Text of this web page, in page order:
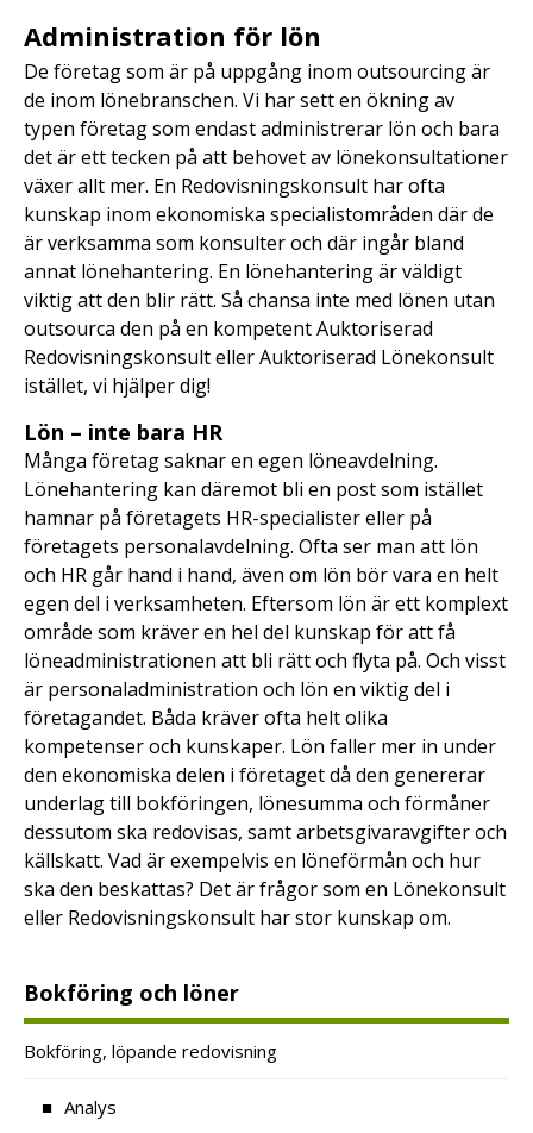
Administration för lön
De företag som är på uppgång inom outsourcing är
de inom lönebranschen. Vi har sett en ökning av
typen företag som endast administrerar lön och bara
det är ett tecken på att behovet av lönekonsultationer
växer allt mer. En Redovisningskonsult har ofta
kunskap inom ekonomiska specialistområden där de
är verksamma som konsulter och där ingår bland
annat lönehantering. En lönehantering är väldigt
viktig att den blir rätt. Så chansa inte med lönen utan
outsourca den på en kompetent Auktoriserad
Redovisningskonsult eller Auktoriserad Lönekonsult
istället, vi hjälper dig!
Lön – inte bara HR
Många företag saknar en egen löneavdelning.
Lönehantering kan däremot bli en post som istället
hamnar på företagets HR-specialister eller på
företagets personalavdelning. Ofta ser man att lön
och HR går hand i hand, även om lön bör vara en helt
egen del i verksamheten. Eftersom lön är ett komplext
område som kräver en hel del kunskap för att få
löneadministrationen att bli rätt och flyta på. Och visst
är personaladministration och lön en viktig del i
företagandet. Båda kräver ofta helt olika
kompetenser och kunskaper. Lön faller mer in under
den ekonomiska delen i företaget då den genererar
underlag till bokföringen, lönesumma och förmåner
dessutom ska redovisas, samt arbetsgivaravgifter och
källskatt. Vad är exempelvis en löneförmån och hur
ska den beskattas? Det är frågor som en Lönekonsult
eller Redovisningskonsult har stor kunskap om.
Bokföring och löner
Bokföring, löpande redovisning
Analys